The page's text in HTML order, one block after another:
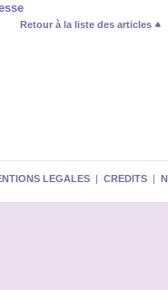
Retour à la liste des articles
LEGALES | CREDITS |